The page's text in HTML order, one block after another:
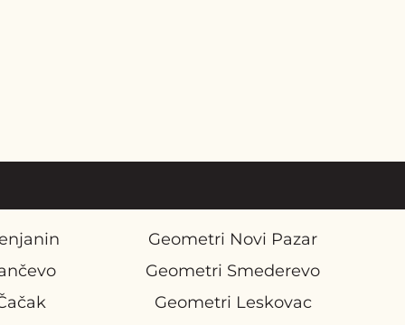
Geometri Novi Pazar
Geometri Smederevo
Geometri Leskovac